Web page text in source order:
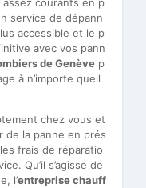
service de dépann
accessible et le p
avec vos pann
de Genève p
à n’importe quell
chez vous et
de la panne en prés
frais de réparatio
Qu’il s’agisse de
l’entreprise chauff